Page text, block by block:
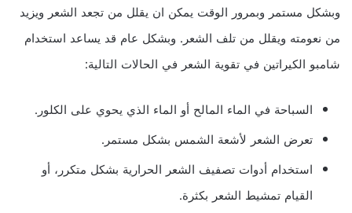
وبشكل مستمر وبمرور الوقت يمكن ان يقلل من تجعد الشعر ويزيد
من نعومته ويقلل من تلف الشعر. وبشكل عام قد يساعد استخدام
شامبو الكيراتين في تقوية الشعر في الحالات التالية:
السباحة في الماء المالح أو الماء الذي يحوي على الكلور.
تعرض الشعر لأشعة الشمس بشكل مستمر.
استخدام أدوات تصفيف الشعر الحرارية بشكل متكرر، أو
القيام تمشيط الشعر بكثرة.